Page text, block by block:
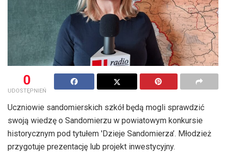
0
UDOSTĘPNIEŃ
Uczniowie sandomierskich szkół będą mogli sprawdzić
swoją wiedzę o Sandomierzu w powiatowym konkursie
historycznym pod tytułem 'Dzieje Sandomierza’. Młodzież
przygotuje prezentację lub projekt inwestycyjny.